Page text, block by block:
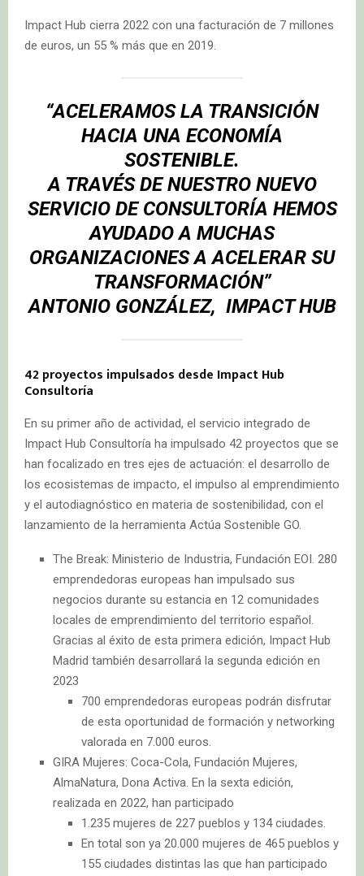
Impact Hub cierra 2022 con una facturación de 7 millones
de euros, un 55 % más que en 2019.
“ACELERAMOS LA TRANSICIÓN
HACIA UNA ECONOMÍA
SOSTENIBLE.
A TRAVÉS DE NUESTRO NUEVO
SERVICIO DE CONSULTORÍA HEMOS
AYUDADO A MUCHAS
ORGANIZACIONES A ACELERAR SU
TRANSFORMACIÓN”
ANTONIO GONZÁLEZ, IMPACT HUB
42 proyectos impulsados desde Impact Hub
Consultoría
En su primer año de actividad, el servicio integrado de
Impact Hub Consultoría ha impulsado 42 proyectos que se
han focalizado en tres ejes de actuación: el desarrollo de
los ecosistemas de impacto, el impulso al emprendimiento
y el autodiagnóstico en materia de sostenibilidad, con el
lanzamiento de la herramienta Actúa Sostenible GO.
The Break: Ministerio de Industria, Fundación EOI. 280
emprendedoras europeas han impulsado sus
negocios durante su estancia en 12 comunidades
locales de emprendimiento del territorio español.
Gracias al éxito de esta primera edición, Impact Hub
Madrid también desarrollará la segunda edición en
2023
700 emprendedoras europeas podrán disfrutar
de esta oportunidad de formación y networking
valorada en 7.000 euros.
GIRA Mujeres: Coca-Cola, Fundación Mujeres,
AlmaNatura, Dona Activa. En la sexta edición,
realizada en 2022, han participado
1.235 mujeres de 227 pueblos y 134 ciudades.
En total son ya 20.000 mujeres de 465 pueblos y
155 ciudades distintas las que han participado